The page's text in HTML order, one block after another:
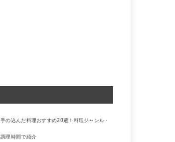
手の込んだ料理おすすめ20選！料理ジャンル・
調理時間で紹介